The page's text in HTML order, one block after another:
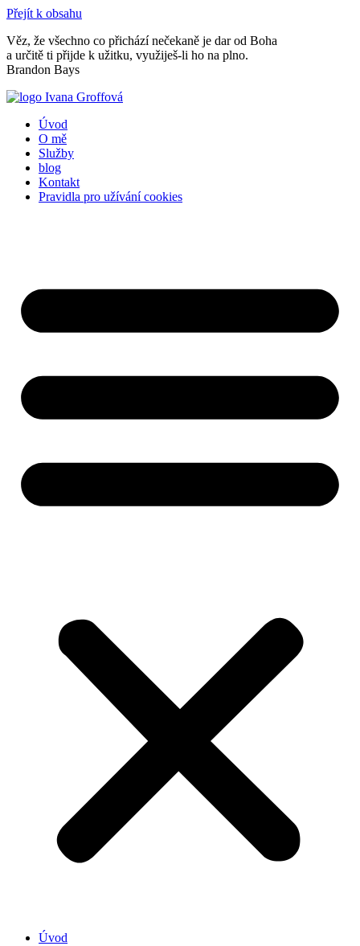
Přejít k obsahu
Věz, že všechno co přichází nečekaně je dar od Boha
a určitě ti přijde k užitku, využiješ-li ho na plno.
Brandon Bays
Úvod
O mě
Služby
blog
Kontakt
Pravidla pro užívání cookies
Úvod